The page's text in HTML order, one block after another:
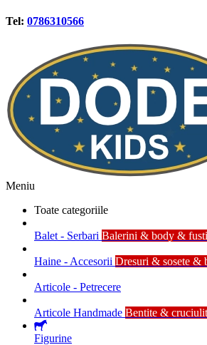
Tel: 0786310566
Meniu
Toate categoriile
Balet - Serbari Balerini & body &
Haine - Accesorii Dresuri & sosete &
Articole - Petrecere
Articole Handmade Bentite &
Figurine